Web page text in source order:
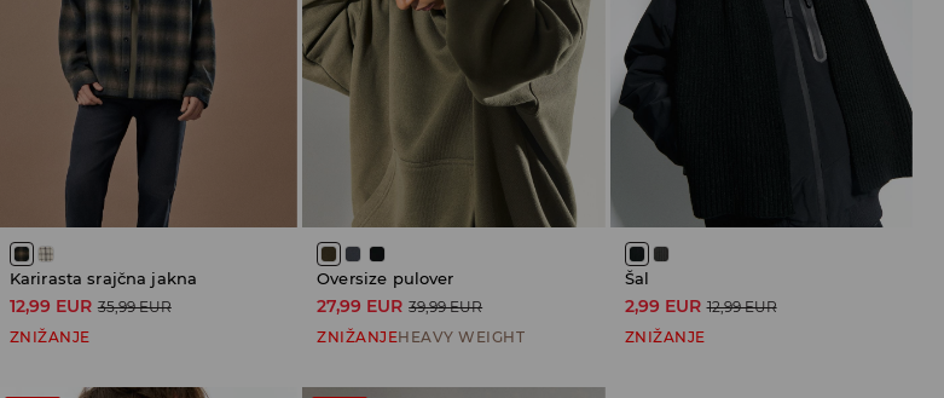
Karirasta srajčna jakna
12,99 EUR 35,99 EUR
ZNIŽANJE
Oversize pulover
27,99 EUR 39,99 EUR
ZNIŽANJEHEAVY WEIGHT
Šal
2,99 EUR 12,99 EUR
ZNIŽANJE